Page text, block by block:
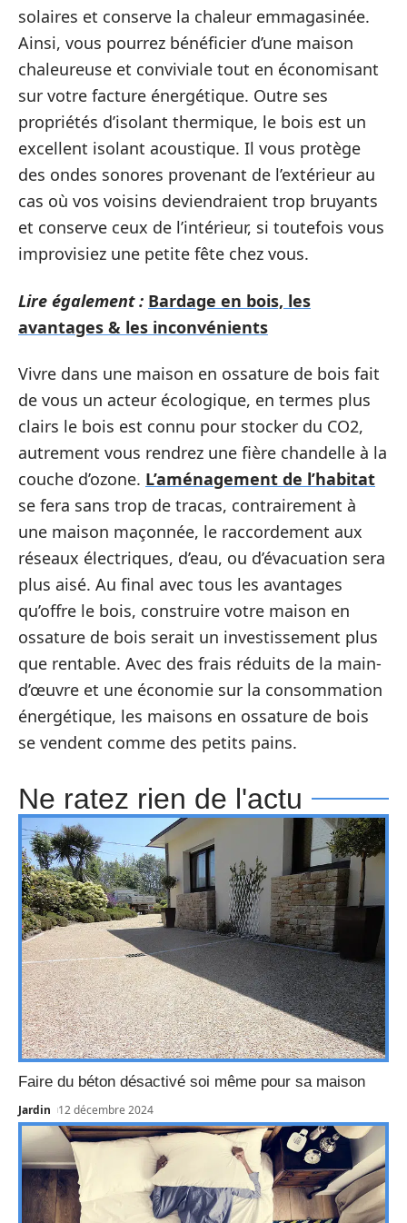
solaires et conserve la chaleur emmagasinée.
Ainsi, vous pourrez bénéficier d’une maison
chaleureuse et conviviale tout en économisant
sur votre facture énergétique. Outre ses
propriétés d’isolant thermique, le bois est un
excellent isolant acoustique. Il vous protège
des ondes sonores provenant de l’extérieur au
cas où vos voisins deviendraient trop bruyants
et conserve ceux de l’intérieur, si toutefois vous
improvisiez une petite fête chez vous.
Lire également : Bardage en bois, les
avantages & les inconvénients
Vivre dans une maison en ossature de bois fait
de vous un acteur écologique, en termes plus
clairs le bois est connu pour stocker du CO2,
autrement vous rendrez une fière chandelle à la
couche d’ozone. L’aménagement de l’habitat
se fera sans trop de tracas, contrairement à
une maison maçonnée, le raccordement aux
réseaux électriques, d’eau, ou d’évacuation sera
plus aisé. Au final avec tous les avantages
qu’offre le bois, construire votre maison en
ossature de bois serait un investissement plus
que rentable. Avec des frais réduits de la main-
d’œuvre et une économie sur la consommation
énergétique, les maisons en ossature de bois
se vendent comme des petits pains.
Ne ratez rien de l'actu
Faire du béton désactivé soi même pour sa maison
Jardin 12 décembre 2024